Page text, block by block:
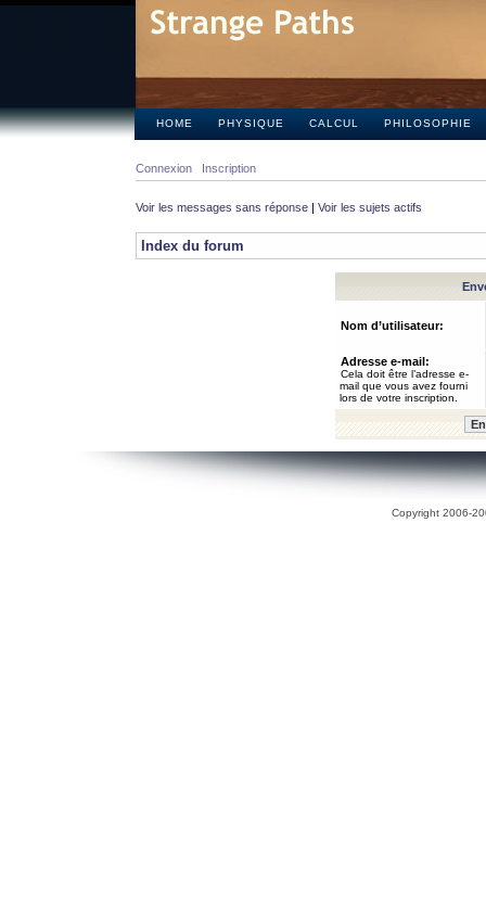
HOME PHYSIQUE CALCUL PHILOSOPHIE
Connexion Inscription
Voir les messages sans réponse | Voir les sujets actifs
Index du forum
Nom d’utilisateur:
Adresse e-mail:
Cela doit être l’adresse e-
mail que vous avez fourni
lors de votre inscription.
Copyright 2006-